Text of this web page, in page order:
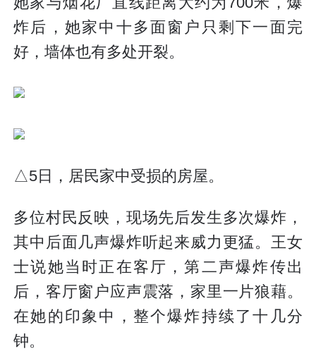
炸后，她家中十多面窗户只剩下一面完
好，墙体也有多处开裂。
△5日，居民家中受损的房屋。
多位村民反映，现场先后发生多次爆炸，
其中后面几声爆炸听起来威力更猛。王女
士说她当时正在客厅，第二声爆炸传出
后，客厅窗户应声震落，家里一片狼藉。
在她的印象中，整个爆炸持续了十几分
钟。